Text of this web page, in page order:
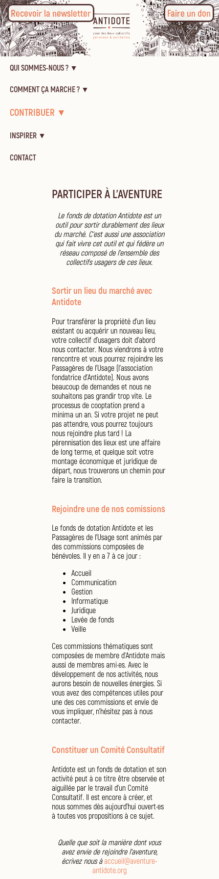
Faire un don
Recevoir la newsletter
QUI SOMMES-NOUS ? ▼
COMMENT ÇA MARCHE ? ▼
CONTRIBUER ▼
INSPIRER ▼
CONTACT
PARTICIPER À L'AVENTURE
Le fonds de dotation Antidote est un
outil pour sortir durablement des lieux
du marché. C'est aussi une association
qui fait vivre cet outil et qui fédère un
réseau composé de l'ensemble des
collectifs usagers de ces lieux.
Sortir un lieu du marché avec
Antidote
Pour transférer la propriété d'un lieu
existant ou acquérir un nouveau lieu,
votre collectif d'usagers doit d'abord
nous contacter. Nous viendrons à votre
rencontre et vous pourrez rejoindre les
Passagères de l'Usage (l'association
fondatrice d'Antidote). Nous avons
beaucoup de demandes et nous ne
souhaitons pas grandir trop vite. Le
processus de cooptation prend a
minima un an. Si votre projet ne peut
pas attendre, vous pourrez toujours
nous rejoindre plus tard ! La
pérennisation des lieux est une affaire
de long terme, et quelque soit votre
montage économique et juridique de
départ, nous trouverons un chemin pour
faire la transition.
Rejoindre une de nos comissions
Le fonds de dotation Antidote et les
Passagères de l'Usage sont animés par
des commissions composées de
bénévoles. Il y en a 7 à ce jour :
Accueil
Communication
Gestion
Informatique
Juridique
Levée de fonds
Veille
Ces commissions thématiques sont
composées de membre d'Antidote mais
aussi de membres ami·es. Avec le
développement de nos activités, nous
aurons besoin de nouvelles énergies. Si
vous avez des compétences utiles pour
une des ces commissions et envie de
vous impliquer, n'hésitez pas à nous
contacter.
Constituer un Comité Consultatif
Antidote est un fonds de dotation et son
activité peut à ce titre être observée et
aiguillée par le travail d'un Comité
Consultatif. Il est encore à créer, et
nous sommes dès aujourd'hui ouvert·es
à toutes vos propositions à ce sujet.
Quelle que soit la manière dont vous
avez envie de rejoindre l'aventure,
écrivez nous à accueil@aventure-
antidote.org